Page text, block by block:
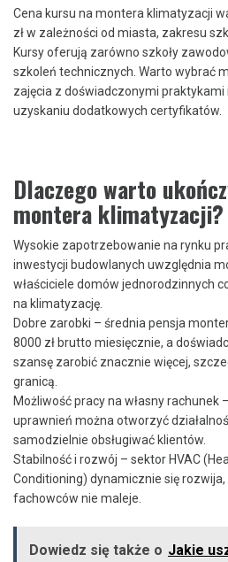
Cena kursu na montera klimatyzacji
zł w zależności od miasta, zakresu
Kursy oferują zarówno szkoły
szkoleń technicznych. Warto wybrać
zajęcia z doświadczonymi
uzyskaniu dodatkowych certyfikatów.
Dlaczego warto
montera klimatyzacji?
Wysokie zapotrzebowanie na rynku
inwestycji budowlanych uwzględnia
właściciele domów jednorodzinnych
na klimatyzację.
Dobre zarobki – średnia pensja
8000 zł brutto miesięcznie, a
szansę zarobić znacznie więcej,
granicą.
Możliwość pracy na własny rachunek
uprawnień można otworzyć
samodzielnie obsługiwać klientów.
Stabilność i rozwój – sektor HVAC
Conditioning) dynamicznie się
fachowców nie maleje.
Dowiedz się także o Jakie